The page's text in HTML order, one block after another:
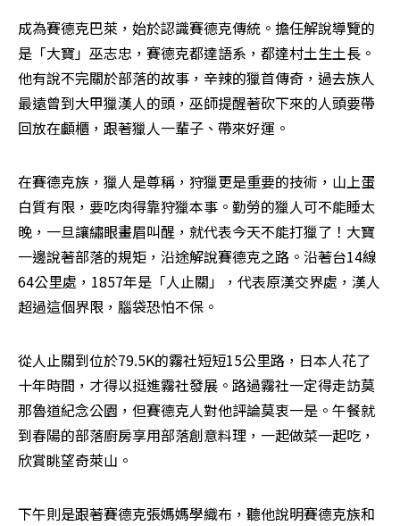
成為賽德克巴萊，始於認識賽德克傳統。擔任解說導覽的
是「大寶」巫志忠，賽德克都達語系，都達村土生土長。
他有說不完關於部落的故事，辛辣的獵首傳奇，過去族人
最遠曾到大甲獵漢人的頭，巫師提醒著砍下來的人頭要帶
回放在顱櫃，跟著獵人一輩子、帶來好運。
在賽德克族，獵人是尊稱，狩獵更是重要的技術，山上蛋
白質有限，要吃肉得靠狩獵本事。勤勞的獵人可不能睡太
晚，一旦讓繡眼畫眉叫醒，就代表今天不能打獵了！大寶
一邊說著部落的規矩，沿途解說賽德克之路。沿著台14線
64公里處，1857年是「人止關」，代表原漢交界處，漢人
超過這個界限，腦袋恐怕不保。
從人止關到位於79.5K的霧社短短15公里路，日本人花了
十年時間，才得以挺進霧社發展。路過霧社一定得走訪莫
那魯道紀念公園，但賽德克人對他評論莫衷一是。午餐就
到春陽的部落廚房享用部落創意料理，一起做菜一起吃，
欣賞眺望奇萊山。
下午則是跟著賽德克張媽媽學織布，聽他說明賽德克族和